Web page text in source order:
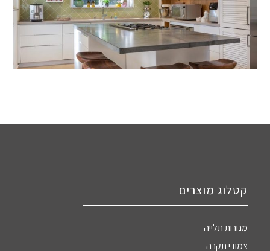
קטלוג מוצרים
מנורות תלייה
צמודי תקרה